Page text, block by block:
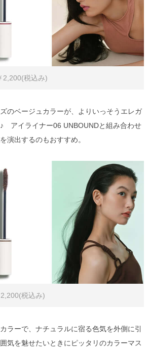
2,200(税込み)
のベージュカラーが、よりいっそうエレガ
アイライナー06 UNBOUNDと組み合わせ
演出するのもおすすめ。
税込み)
ラーで、ナチュラルに宿る色気を外側に引
気を魅せたいときにピッタリのカラーマス